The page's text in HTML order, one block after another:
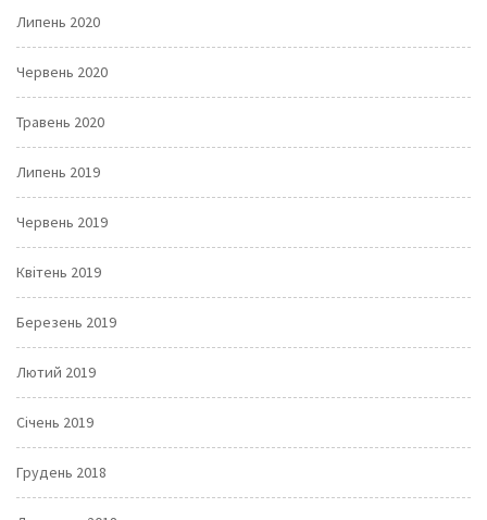
Липень 2020
Червень 2020
Травень 2020
Липень 2019
Червень 2019
Квітень 2019
Березень 2019
Лютий 2019
Січень 2019
Грудень 2018